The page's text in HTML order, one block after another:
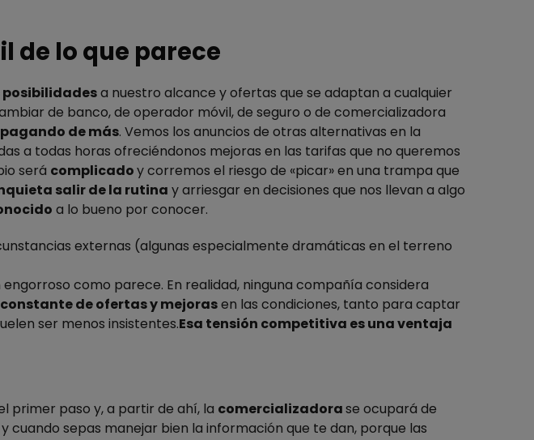
de lo que parece
a nuestro alcance y ofertas que se adaptan a cualquier
de banco, de operador móvil, de seguro o de comercializadora
de más. Vemos los anuncios de otras alternativas en la
a todas horas ofreciéndonos mejoras en las tarifas que no queremos
será complicadoy corremos el riesgo de «picar» en una trampa que
salir de la rutina y arriesgar en decisiones que nos llevan a algo
a lo bueno por conocer.
externas (algunas especialmente dramáticas en el terreno
engorroso como parece. En realidad, ninguna compañíaconsidera
constante de ofertas y mejorasen las condiciones, tanto para captar
ser menos insistentes.Esa tensión competitiva es una ventaja
primer paso y, a partir de ahí, la comercializadorase ocupará de
sepas manejar bien la información que te dan, porque las